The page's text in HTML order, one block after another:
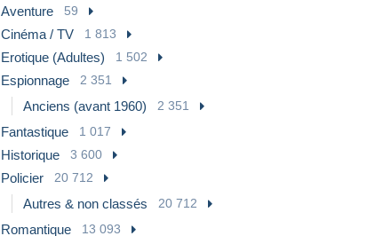
Aventure 59
Cinéma / TV 1 813
Erotique (Adultes) 1 502
Espionnage 2 351
Anciens (avant 1960) 2 351
Fantastique 1 017
Historique 3 600
Policier 20 712
Autres & non classés 20 712
Romantique 13 093